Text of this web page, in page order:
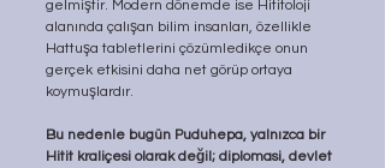
gelmiştir. Modern dönemde ise Hititoloji
alanında çalışan bilim insanları, özellikle
Hattuşa tabletlerini çözümledikçe onun
gerçek etkisini daha net görüp ortaya
koymuşlardır.
Bu nedenle bugün Puduhepa, yalnızca bir
Hitit kraliçesi olarak değil; diplomasi, devlet